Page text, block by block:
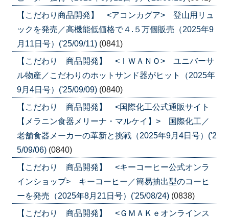
【こだわり商品開発】 <アコンカグア> 登山用リュ
ックを発売／高機能低価格で４.５万個販売（2025年9
月11日号）('25/09/11) (0841)
【こだわり 商品開発】 <ＩＷＡＮＯ> ユニバーサ
ル物産／こだわりのホットサンド器がヒット（2025年
9月4日号）('25/09/09) (0840)
【こだわり 商品開発】 <国際化工公式通販サイト
【メラニン食器メリーナ・マルケイ】> 国際化工／
老舗食器メーカーの革新と挑戦（2025年9月4日号）('2
5/09/06) (0840)
【こだわり 商品開発】 <キーコーヒー公式オンラ
インショップ> キーコーヒー／簡易抽出型のコーヒ
ーを発売（2025年8月21日号）('25/08/24) (0838)
【こだわり 商品開発】 <ＧＭＡＫｅオンラインス